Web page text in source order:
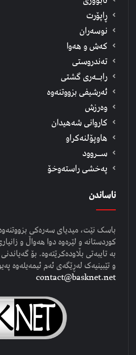
ڕاپۆرت
نوسەران
كەش و هەوا
تەندروستی
رابــه‌ری گشتی
ئەرشیفى بزووتنەوە
وەرزش
كاروانی شەهیدان
هاوپۆلنەكراو
ســروود
په‌خشی راسته‌وخۆ
ناساندن
باسک نێت، میدیای سەرەکی
کوردستانە و لێرەوە دوا هەواڵ و
بە تایبەتی بڵاودەکرێتەوە. بۆ
و تێبینیەک لەڕێگەی ئەم ئیمەیلەوە
contact@basknet.net